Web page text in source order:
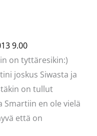
9.00
on tyttäresikin:)
joskus Siwasta ja
on tullut
en ole vielä
että on